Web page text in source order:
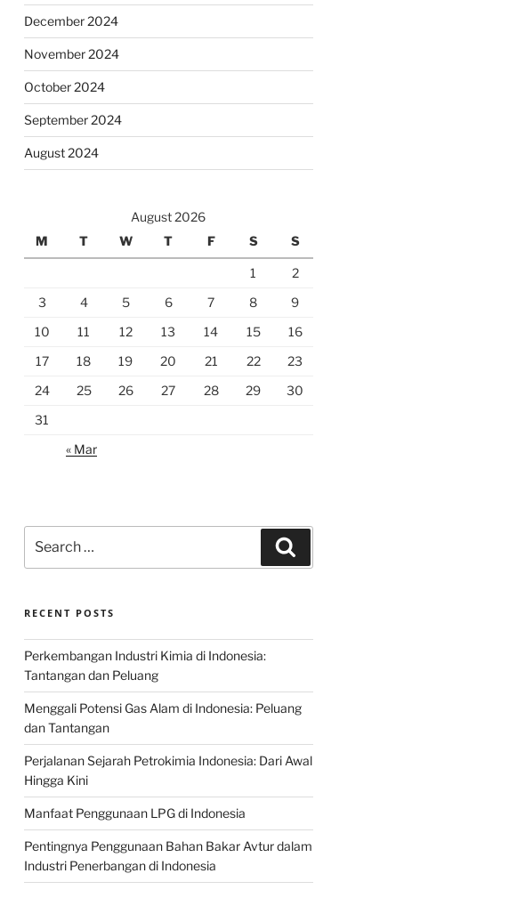
December 2024
November 2024
October 2024
September 2024
August 2024
August 2026
M
T W T F S S
1
2
3
4 5 6 7 8
9
10
11 12 13 14 15
16
17
18 19 20 21 22
23
24
25 26 27 28 29
30
31
« Mar
for:
RECENT POSTS
Perkembangan Industri Kimia di Indonesia:
Tantangan dan Peluang
Menggali Potensi Gas Alam di Indonesia: Peluang
dan Tantangan
Perjalanan Sejarah Petrokimia Indonesia: Dari Awal
Hingga Kini
Manfaat Penggunaan LPG di Indonesia
Pentingnya Penggunaan Bahan Bakar Avtur dalam
Industri Penerbangan di Indonesia